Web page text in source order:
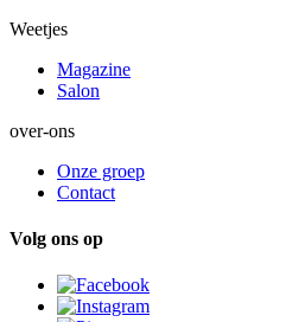
Weetjes
Magazine
Salon
over-ons
Onze groep
Contact
Volg ons op